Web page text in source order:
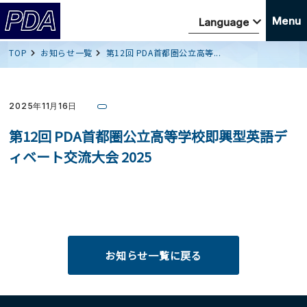
Menu
TOP お知らせ一覧 第12回 PDA首都圏公立高等...
2025年11月16日
第12回 PDA首都圏公立高等学校即興型英語デ
ィベート交流大会 2025
お知らせ一覧に戻る